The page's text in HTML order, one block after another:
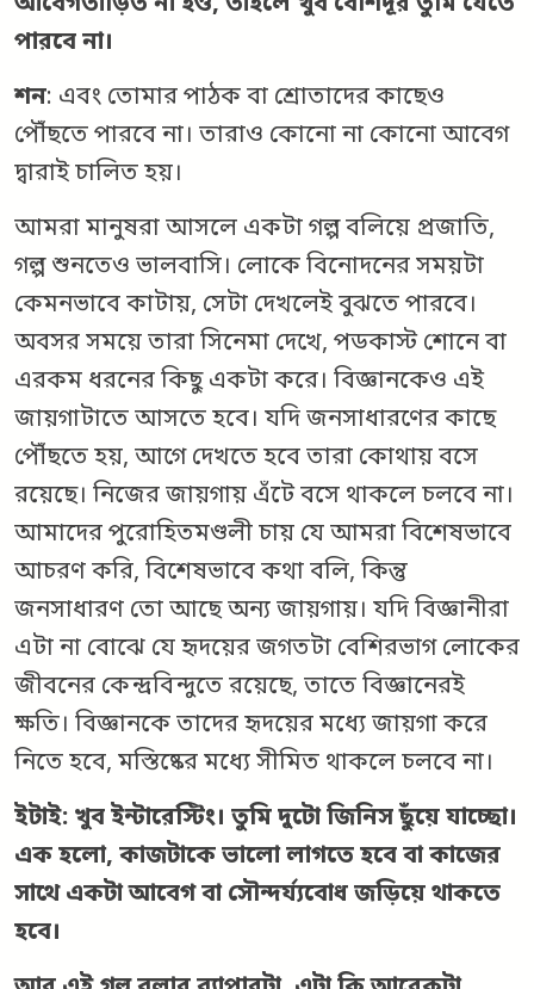
পারবে না।
শন: এবং তোমার পাঠক বা শ্রোতাদের কাছেও
পৌঁছতে পারবে না। তারাও কোনো না কোনো আবেগ
দ্বারাই চালিত হয়।
আমরা মানুষরা আসলে একটা গল্প বলিয়ে প্রজাতি,
গল্প শুনতেও ভালবাসি। লোকে বিনোদনের সময়টা
কেমনভাবে কাটায়, সেটা দেখলেই বুঝতে পারবে।
অবসর সময়ে তারা সিনেমা দেখে, পডকাস্ট শোনে বা
এরকম ধরনের কিছু একটা করে। বিজ্ঞানকেও এই
জায়গাটাতে আসতে হবে। যদি জনসাধারণের কাছে
পৌঁছতে হয়, আগে দেখতে হবে তারা কোথায় বসে
রয়েছে। নিজের জায়গায় এঁটে বসে থাকলে চলবে না।
আমাদের পুরোহিতমণ্ডলী চায় যে আমরা বিশেষভাবে
আচরণ করি, বিশেষভাবে কথা বলি, কিন্তু
জনসাধারণ তো আছে অন্য জায়গায়। যদি বিজ্ঞানীরা
এটা না বোঝে যে হৃদয়ের জগতটা বেশিরভাগ লোকের
জীবনের কেন্দ্রবিন্দুতে রয়েছে, তাতে বিজ্ঞানেরই
ক্ষতি। বিজ্ঞানকে তাদের হৃদয়ের মধ্যে জায়গা করে
নিতে হবে, মস্তিষ্কের মধ্যে সীমিত থাকলে চলবে না।
ইটাই: খুব ইন্টারেস্টিং। তুমি দুটো জিনিস ছুঁয়ে যাচ্ছো।
এক হলো, কাজটাকে ভালো লাগতে হবে বা কাজের
সাথে একটা আবেগ বা সৌন্দর্য্যবোধ জড়িয়ে থাকতে
হবে।